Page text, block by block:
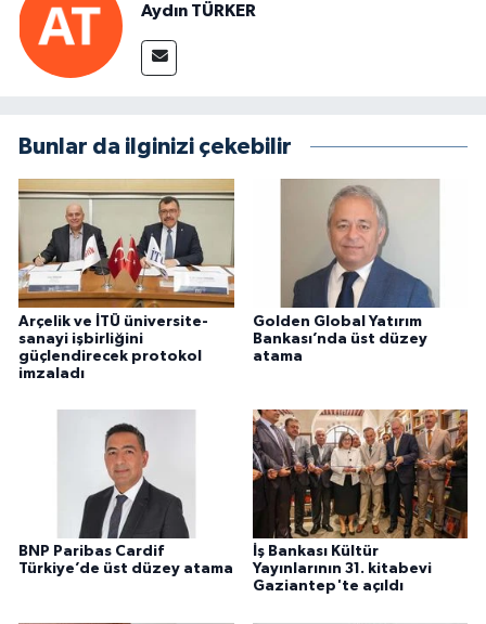
Aydın TÜRKER
Bunlar da ilginizi çekebilir
Arçelik ve İTÜ üniversite-
sanayi işbirliğini
güçlendirecek protokol
imzaladı
Golden Global Yatırım
Bankası’nda üst düzey
atama
BNP Paribas Cardif
Türkiye’de üst düzey atama
İş Bankası Kültür
Yayınlarının 31. kitabevi
Gaziantep'te açıldı